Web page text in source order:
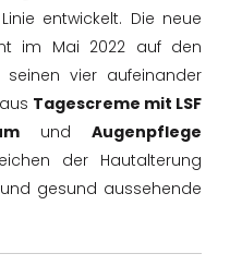
entwickelt. Die neue
im Mai 2022 auf den
vier aufeinander
Tagescreme mit LSF
und Augenpflege
der Hautalterung
gesund aussehende